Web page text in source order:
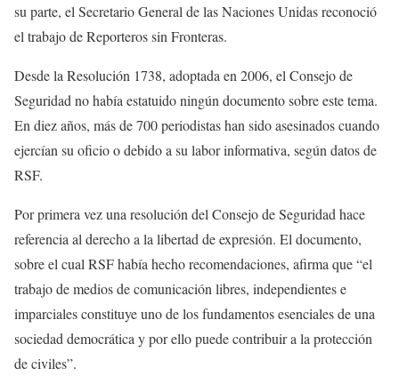
su parte, el Secretario General de las Naciones Unidas reconoció
el trabajo de Reporteros sin Fronteras.
Desde la Resolución 1738, adoptada en 2006, el Consejo de
Seguridad no había estatuido ningún documento sobre este tema.
En diez años, más de 700 periodistas han sido asesinados cuando
ejercían su oficio o debido a su labor informativa, según datos de
RSF.
Por primera vez una resolución del Consejo de Seguridad hace
referencia al derecho a la libertad de expresión. El documento,
sobre el cual RSF había hecho recomendaciones, afirma que “el
trabajo de medios de comunicación libres, independientes e
imparciales constituye uno de los fundamentos esenciales de una
sociedad democrática y por ello puede contribuir a la protección
de civiles”.